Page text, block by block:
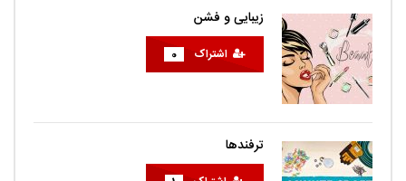
زیبایی و فشن
اشتراک 0
ترفندها